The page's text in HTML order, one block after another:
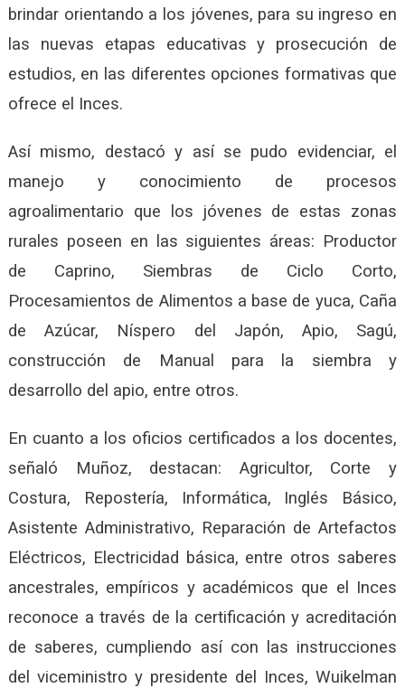
brindar orientando a los jóvenes, para su ingreso en
las nuevas etapas educativas y prosecución de
estudios, en las diferentes opciones formativas que
ofrece el Inces.
Así mismo, destacó y así se pudo evidenciar, el
manejo y conocimiento de procesos
agroalimentario que los jóvenes de estas zonas
rurales poseen en las siguientes áreas: Productor
de Caprino, Siembras de Ciclo Corto,
Procesamientos de Alimentos a base de yuca, Caña
de Azúcar, Níspero del Japón, Apio, Sagú,
construcción de Manual para la siembra y
desarrollo del apio, entre otros.
En cuanto a los oficios certificados a los docentes,
señaló Muñoz, destacan: Agricultor, Corte y
Costura, Repostería, Informática, Inglés Básico,
Asistente Administrativo, Reparación de Artefactos
Eléctricos, Electricidad básica, entre otros saberes
ancestrales, empíricos y académicos que el Inces
reconoce a través de la certificación y acreditación
de saberes, cumpliendo así con las instrucciones
del viceministro y presidente del Inces, Wuikelman